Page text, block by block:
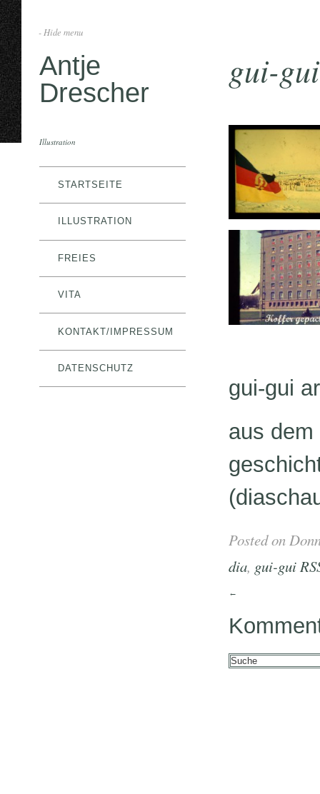
- Hide menu
Antje
Drescher
Illustration
STARTSEITE
ILLUSTRATION
FREIES
VITA
KONTAKT/IMPRESSUM
DATENSCHUTZ
gui-
gui-gui
aus
Posted on
dia, gui-gui
←